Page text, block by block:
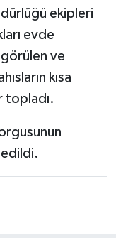
ekipleri
evde
ve
kısa
topladı.
edildi.